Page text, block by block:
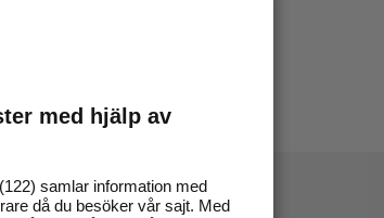
med hjälp av
(122) samlar information med
då du besöker vår sajt. Med